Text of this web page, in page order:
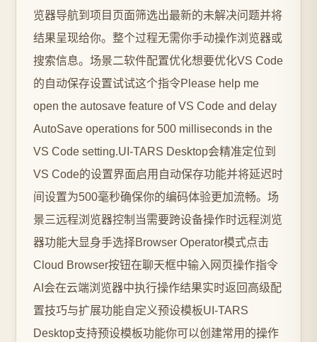
览器导航到项目页面筛选出最新的未解决问题并将
结果呈现给你。整个过程无需你手动操作浏览器或
搜索信息。场景二软件配置优化想要优化VS Code
的自动保存设置试试这个指令Please help me
open the autosave feature of VS Code and delay
AutoSave operations for 500 milliseconds in the
VS Code setting.UI-TARS Desktop会精准定位到
VS Code的设置界面启用自动保存功能并将延迟时
间设置为500毫秒确保你的编码体验更加流畅。场
景三远程浏览器控制当需要跨设备操作时远程浏览
器功能大显身手选择Browser Operator模式点击
Cloud Browser按钮在聊天框中输入网页操作指令
AI会在云端浏览器中执行操作结果实时返回高级配
置技巧与扩展功能自定义预设模板UI-TARS
Desktop支持预设模板功能你可以创建常用的操作